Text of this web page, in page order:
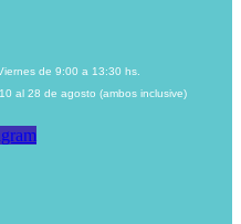
de 9:00 a 13:30 hs.
al 28 de agosto (ambos inclusive)